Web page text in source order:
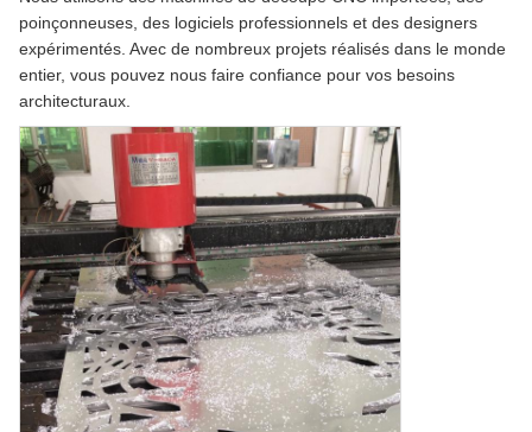
poinçonneuses, des logiciels professionnels et des designers
expérimentés. Avec de nombreux projets réalisés dans le monde
entier, vous pouvez nous faire confiance pour vos besoins
architecturaux.